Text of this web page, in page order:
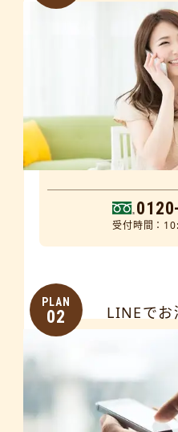
受付時間：
PLAN
02 LINEでお